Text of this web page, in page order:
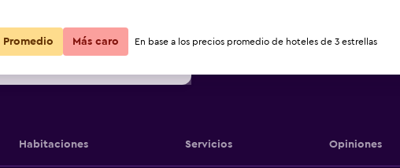
$92 Ver oferta
Habitaciones Servicios Opiniones
Promedio Más caro En base a los precios promedio de hoteles de 3 estrellas